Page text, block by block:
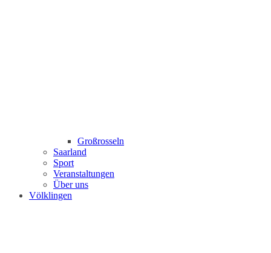
Großrosseln
Saarland
Sport
Veranstaltungen
Über uns
Völklingen